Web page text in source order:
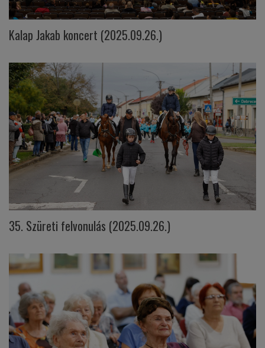
Kalap Jakab koncert (2025.09.26.)
35. Szüreti felvonulás (2025.09.26.)